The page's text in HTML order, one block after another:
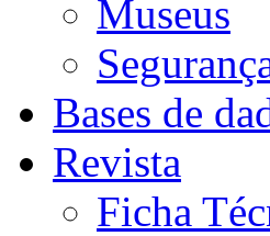
Museus
Bases de
Revista
Ficha